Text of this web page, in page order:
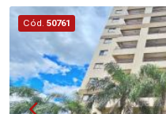
Cód. 50761